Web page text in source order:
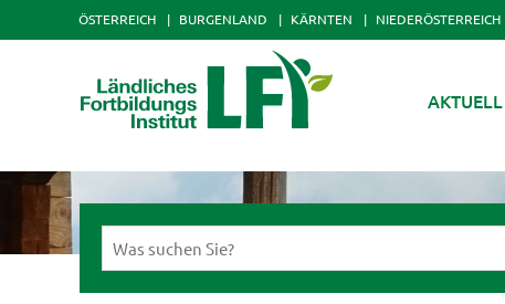
ÖSTERREICH BURGENLAND KÄRNTEN NIEDERÖSTERREICH
AKTUELL